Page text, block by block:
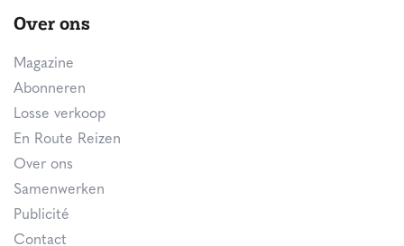
Over ons
Magazine
Abonneren
Losse verkoop
En Route Reizen
Over ons
Samenwerken
Publicité
Contact